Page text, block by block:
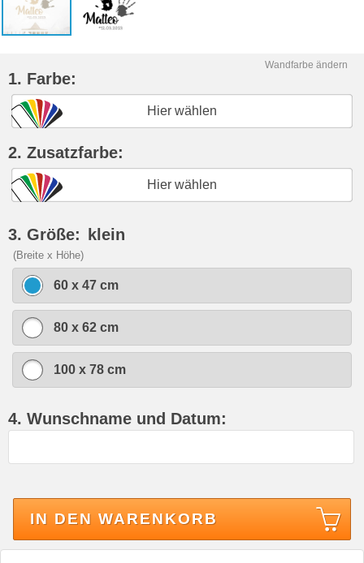
Wandfarbe ändern
1. Farbe:
Hier wählen
2. Zusatzfarbe:
Hier wählen
3. Größe: klein
(Breite x Höhe)
60 x 47 cm
80 x 62 cm
100 x 78 cm
4. Wunschname und Datum:
IN DEN WARENKORB